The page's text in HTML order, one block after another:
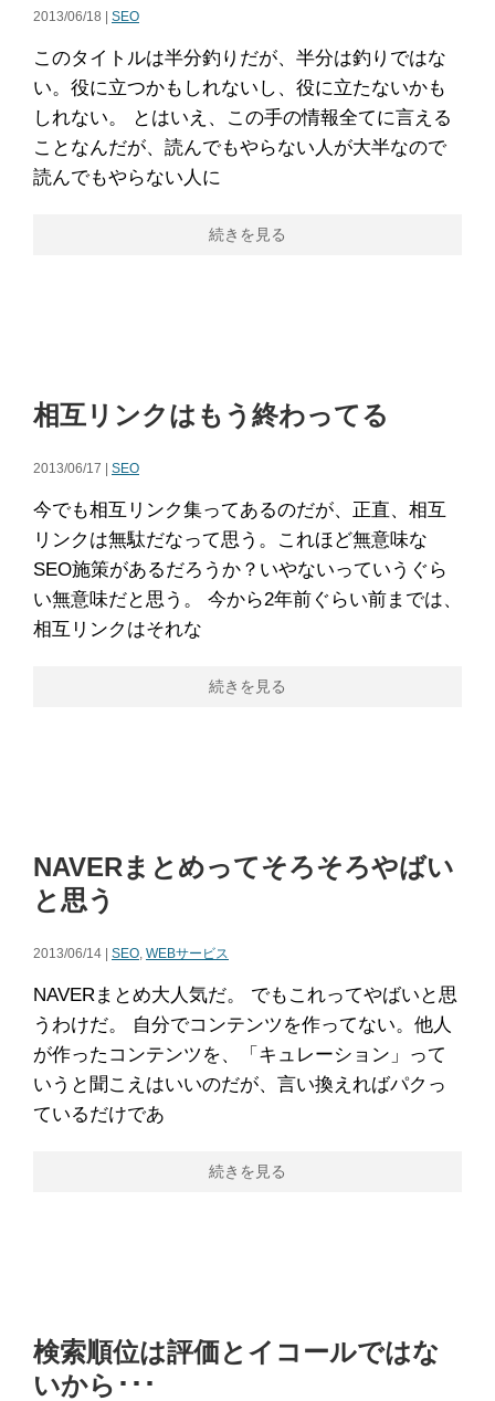
2013/06/18 | SEO
このタイトルは半分釣りだが、半分は釣りではな
い。役に立つかもしれないし、役に立たないかも
しれない。 とはいえ、この手の情報全てに言える
ことなんだが、読んでもやらない人が大半なので
読んでもやらない人に
続きを見る
相互リンクはもう終わってる
2013/06/17 | SEO
今でも相互リンク集ってあるのだが、正直、相互
リンクは無駄だなって思う。これほど無意味な
SEO施策があるだろうか？いやないっていうぐら
い無意味だと思う。 今から2年前ぐらい前までは、
相互リンクはそれな
続きを見る
NAVERまとめってそろそろやばい
と思う
2013/06/14 | SEO, WEBサービス
NAVERまとめ大人気だ。 でもこれってやばいと思
うわけだ。 自分でコンテンツを作ってない。他人
が作ったコンテンツを、「キュレーション」って
いうと聞こえはいいのだが、言い換えればパクっ
ているだけであ
続きを見る
検索順位は評価とイコールではな
いから･･･